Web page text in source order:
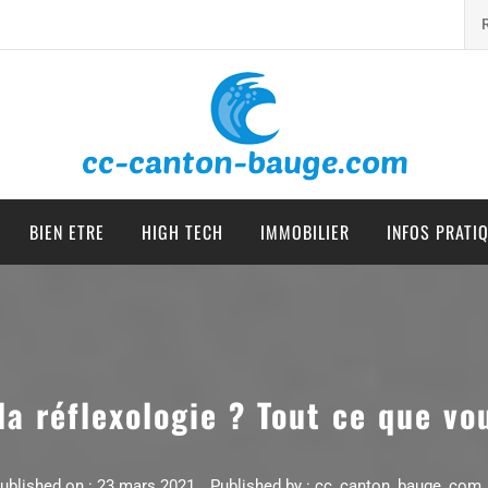
cc canton bauge
BIEN ETRE HIGH TECH IMMOBILIER INFOS
réflexologie ? Tout ce que